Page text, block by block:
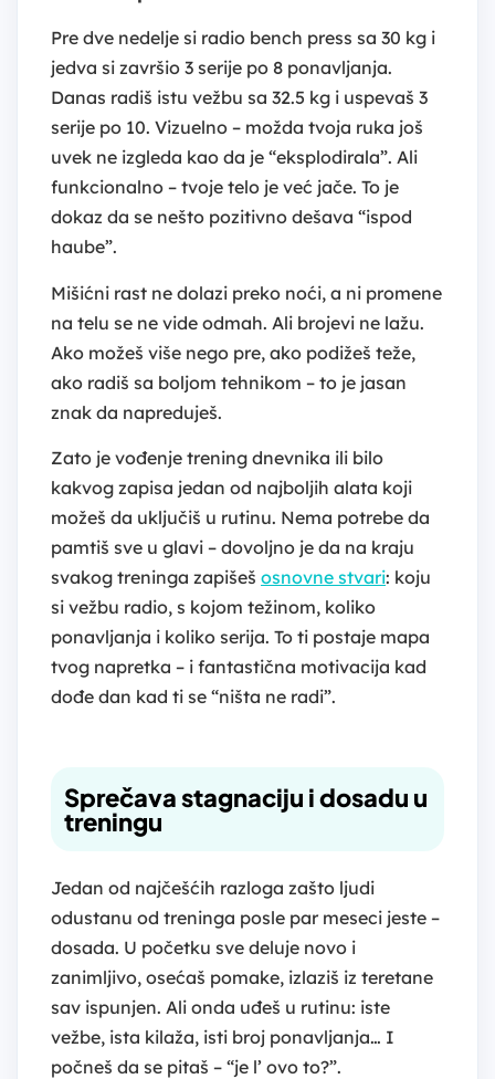
Pre dve nedelje si radio bench press sa 30 kg i
jedva si završio 3 serije po 8 ponavljanja.
Danas radiš istu vežbu sa 32.5 kg i uspevaš 3
serije po 10. Vizuelno – možda tvoja ruka još
uvek ne izgleda kao da je “eksplodirala”. Ali
funkcionalno – tvoje telo je već jače. To je
dokaz da se nešto pozitivno dešava “ispod
haube”.
Mišićni rast ne dolazi preko noći, a ni promene
na telu se ne vide odmah. Ali brojevi ne lažu.
Ako možeš više nego pre, ako podižeš teže,
ako radiš sa boljom tehnikom – to je jasan
znak da napreduješ.
Zato je vođenje trening dnevnika ili bilo
kakvog zapisa jedan od najboljih alata koji
možeš da uključiš u rutinu. Nema potrebe da
pamtiš sve u glavi – dovoljno je da na kraju
svakog treninga zapišeš osnovne stvari: koju
si vežbu radio, s kojom težinom, koliko
ponavljanja i koliko serija. To ti postaje mapa
tvog napretka – i fantastična motivacija kad
dođe dan kad ti se “ništa ne radi”.
Sprečava stagnaciju i dosadu u
treningu
Jedan od najčešćih razloga zašto ljudi
odustanu od treninga posle par meseci jeste –
dosada. U početku sve deluje novo i
zanimljivo, osećaš pomake, izlaziš iz teretane
sav ispunjen. Ali onda uđeš u rutinu: iste
vežbe, ista kilaža, isti broj ponavljanja… I
počneš da se pitaš – “je l’ ovo to?”.